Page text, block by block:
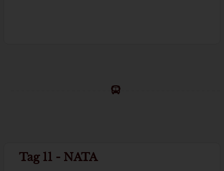
Tag 11 - NATA